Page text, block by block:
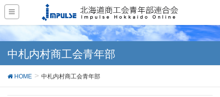
中札内村商工会青年部
HOME 中札内村商工会青年部